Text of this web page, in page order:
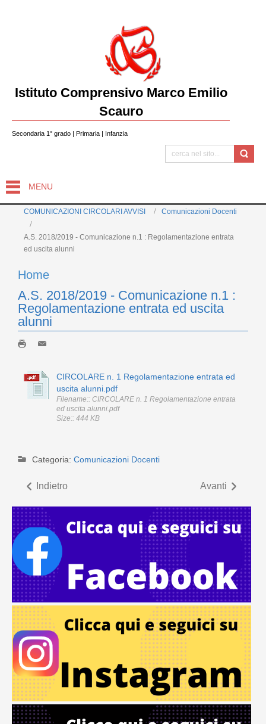
Istituto Comprensivo Marco Emilio
Scauro
Secondaria 1° grado | Primaria | Infanzia
MENU
COMUNICAZIONI CIRCOLARI AVVISI Comunicazioni Docenti
A.S. 2018/2019 - Comunicazione n.1 : Regolamentazione entrata
ed uscita alunni
Home
A.S. 2018/2019 - Comunicazione n.1 :
Regolamentazione entrata ed uscita
alunni
CIRCOLARE n. 1 Regolamentazione entrata ed
uscita alunni.pdf
Filename:: CIRCOLARE n. 1 Regolamentazione entrata
ed uscita alunni.pdf
Size:: 444 KB
Categoria: Comunicazioni Docenti
Indietro Avanti